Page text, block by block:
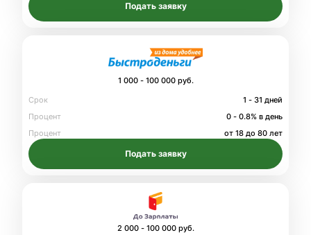
Подать заявку
1 000 - 100 000 руб.
Срок
1 - 31 дней
Процент
0 - 0.8% в день
Процент
от 18 до 80 лет
Подать заявку
2 000 - 100 000 руб.